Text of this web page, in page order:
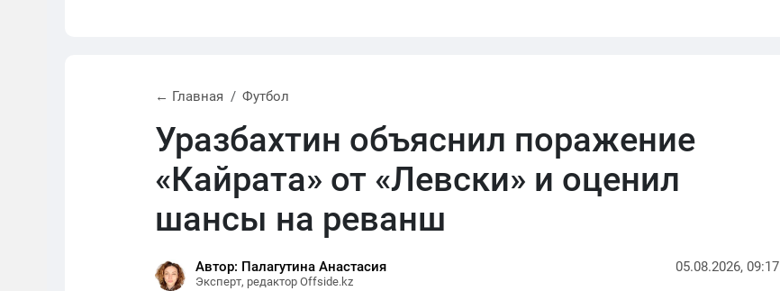
← Главная Футбол
Уразбахтин объяснил поражение
«Кайрата» от «Левски» и оценил
шансы на реванш
Автор: Палагутина Анастасия
Эксперт, редактор Offside.kz
05.08.2026, 09:17